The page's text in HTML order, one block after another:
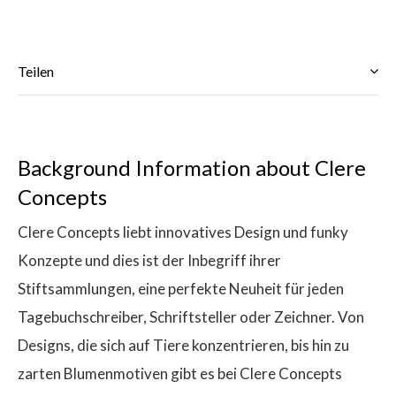
Teilen
Background Information about Clere
Concepts
Clere Concepts liebt innovatives Design und funky
Konzepte und dies ist der Inbegriff ihrer
Stiftsammlungen, eine perfekte Neuheit für jeden
Tagebuchschreiber, Schriftsteller oder Zeichner. Von
Designs, die sich auf Tiere konzentrieren, bis hin zu
zarten Blumenmotiven gibt es bei Clere Concepts